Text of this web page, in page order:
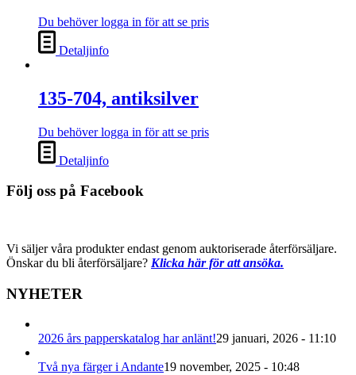
Du behöver logga in för att se pris
Detaljinfo
135-704, antiksilver
Du behöver logga in för att se pris
Detaljinfo
Följ oss på Facebook
Vi säljer våra produkter endast genom auktoriserade återförsäljare.
Önskar du bli återförsäljare? Klicka här för att ansöka.
NYHETER
2026 års papperskatalog har anlänt!29 januari, 2026 - 11:10
Två nya färger i Andante19 november, 2025 - 10:48